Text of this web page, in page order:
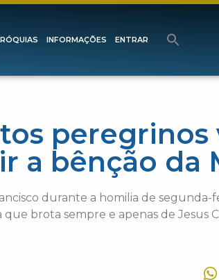
INFORMAÇÕES ENTRAR
peregrinos
a bênção da
durante a homilia de segunda-
brota sempre e apenas de Jesus